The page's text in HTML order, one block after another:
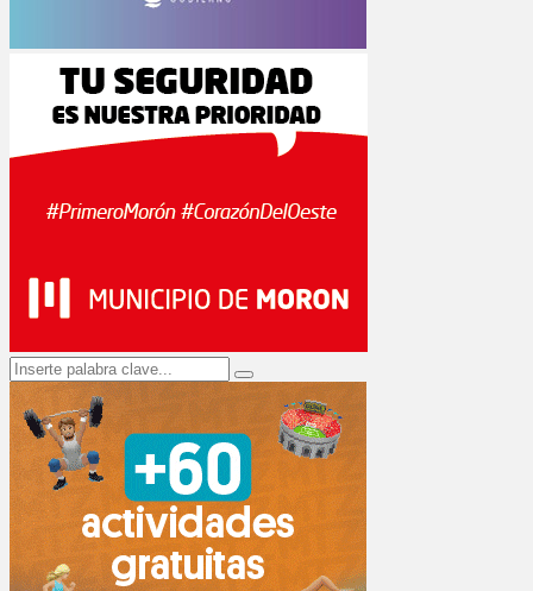
Search
for:
Search